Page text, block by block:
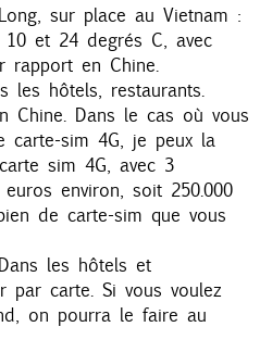
sur place au Vietnam :
et 24 degrés C, avec
en Chine.
hôtels, restaurants.
Chine. Dans le cas où vous
carte-sim 4G, je peux la
sim 4G, avec 3
environ, soit 250.000
de carte-sim que vous
les hôtels et
par carte. Si vous voulez
on pourra le faire au